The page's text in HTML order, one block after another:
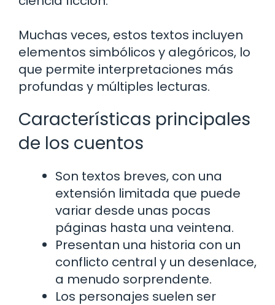
Muchas veces, estos textos incluyen
elementos simbólicos y alegóricos, lo
que permite interpretaciones más
profundas y múltiples lecturas.
Características principales
de los cuentos
Son textos breves, con una
extensión limitada que puede
variar desde unas pocas
páginas hasta una veintena.
Presentan una historia con un
conflicto central y un desenlace,
a menudo sorprendente.
Los personajes suelen ser